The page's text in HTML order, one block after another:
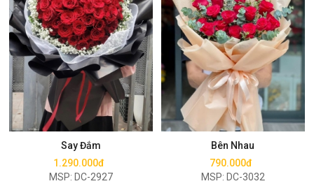
Say Đắm
1.290.000đ
MSP: DC-2927
Mua ngay
Bên Nhau
790.000đ
MSP: DC-3032
Mua ngay